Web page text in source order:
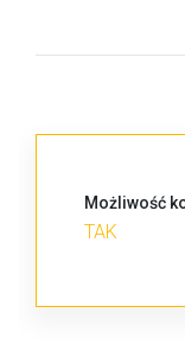
Możliwość
TAK